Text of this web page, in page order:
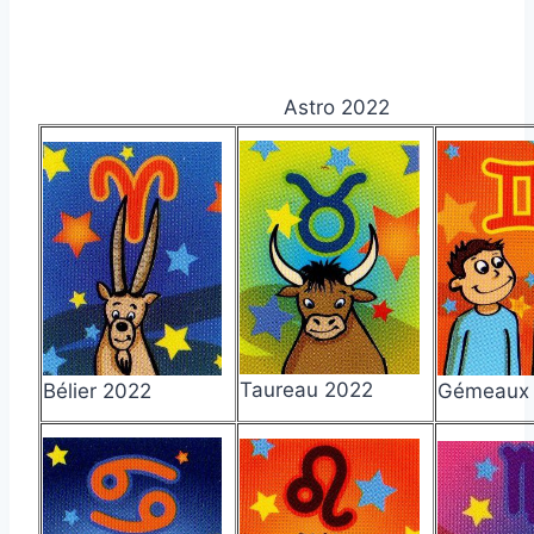
Astro 2022
Bélier 2022 Taureau 2022